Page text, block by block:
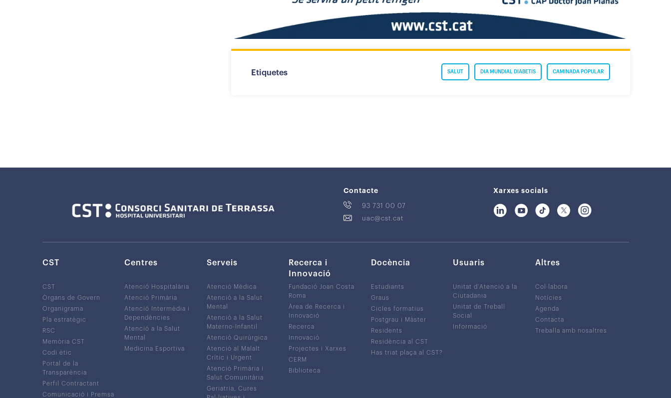
Etiquetes CAMINADA POPULAR
DIA MUNDIAL DIABETIS
SALUT
Contacte
93 731 00 07
uac@cst.cat
Xarxes socials
CST
CST
Òrgans de Govern
Organigrama
Pla estratègic
RSC
Memòria CST
Codi ètic
Portal de la
Transparència
Perfil Contractant
Comunicació i Premsa
Centres
Atenció Hospitalària
Atenció Primària
Atenció Intermèdia i
Dependències
Atenció a la Salut
Mental
Medicina Esportiva
Serveis
Atenció Mèdica
Atenció a la Salut
Mental
Atenció a la Salut
Materno-Infantil
Atenció Quirúrgica
Atenció al Malalt
Crític i Urgent
Atenció Primària i
Salut Comunitària
Geriatria, Cures
Recerca i
Innovació
Fundació Joan Costa
Roma
Àrea de Recerca i
Innovació
Recerca
Innovació
Projectes i Xarxes
CERM
Biblioteca
Docència
Estudiants
Graus
Cicles formatius
Postgrau i Màster
Residents
Residència al CST
Has triat plaça al CST?
Usuaris
Unitat d’Atenció a la
Ciutadania
Unitat de Treball
Social
Informació
Altres
Col·labora
Notícies
Agenda
Contacta
Treballa amb nosaltres